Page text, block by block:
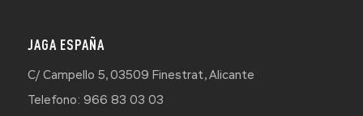
JAGA ESPAÑA
C/ Campello 5, 03509 Finestrat, Alicante
Telefono: 966 83 03 03